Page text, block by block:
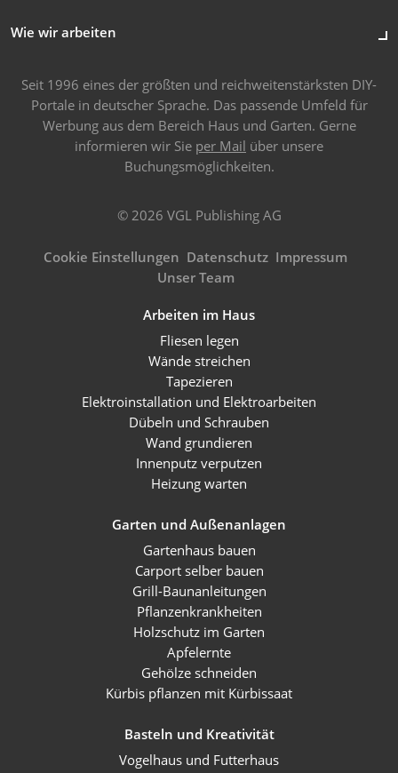
Wie wir arbeiten
Seit 1996 eines der größten und reichweitenstärksten DIY-
Portale in deutscher Sprache. Das passende Umfeld für
Werbung aus dem Bereich Haus und Garten. Gerne
informieren wir Sie per Mail über unsere
Buchungsmöglichkeiten.
© 2026 VGL Publishing AG
Cookie Einstellungen Datenschutz Impressum
Unser Team
Arbeiten im Haus
Fliesen legen
Wände streichen
Tapezieren
Elektroinstallation und Elektroarbeiten
Dübeln und Schrauben
Wand grundieren
Innenputz verputzen
Heizung warten
Garten und Außenanlagen
Gartenhaus bauen
Carport selber bauen
Grill-Baunanleitungen
Pflanzenkrankheiten
Holzschutz im Garten
Apfelernte
Gehölze schneiden
Kürbis pflanzen mit Kürbissaat
Basteln und Kreativität
Vogelhaus und Futterhaus